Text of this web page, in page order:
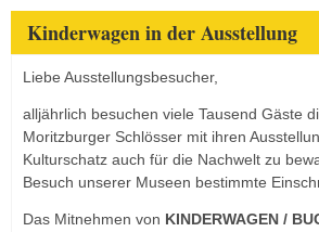
Kinderwagen in der Ausstellung
Liebe Ausstellungsbesucher,
alljährlich besuchen viele Tausend Gäste
Moritzburger Schlösser mit ihren
Kulturschatz auch für die Nachwelt zu
Besuch unserer Museen bestimmte
Das Mitnehmen von KINDERWAGEN /